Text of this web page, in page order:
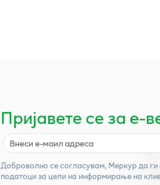
Пријавете се за е-
Доброволно се согласувам, Меркурда
податоци за цели на информирање на